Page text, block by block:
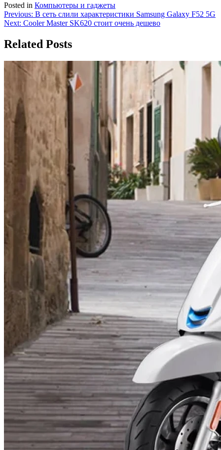
Posted in Компьютеры и гаджеты
Навигация
по
записям
Previous: В сеть слили характеристики Samsung Galaxy F52 5G
Next: Cooler Master SK620 стоит очень дешево
Related Posts